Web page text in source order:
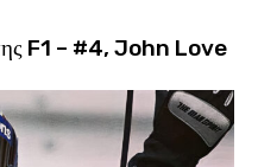
F1 – #4, John Love